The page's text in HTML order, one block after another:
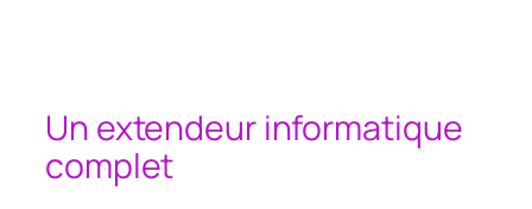
Un extendeur informatique
complet